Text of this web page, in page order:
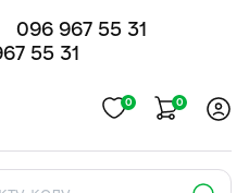
096 967 55 31
0 0